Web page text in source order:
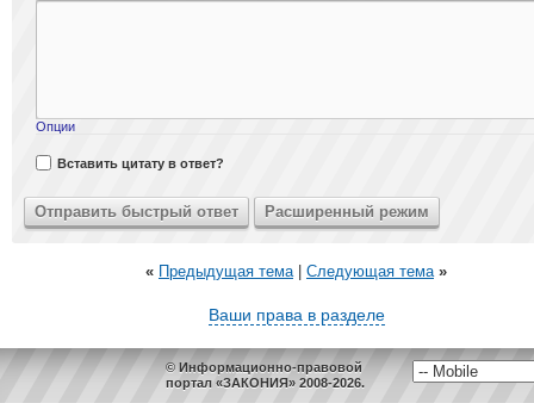
Опции
Вставить цитату в ответ?
« Предыдущая тема| Следующая тема »
Ваши права в разделе
© Информационно-правовой
портал «ЗАКОНИЯ» 2008-2026.